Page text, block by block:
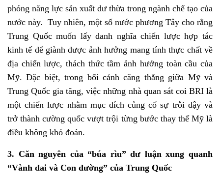
phóng năng lực sản xuất dư thừa trong ngành chế tạo của
nước này. Tuy nhiên, một số nước phương Tây cho rằng
Trung Quốc muốn lấy danh nghĩa chiến lược hợp tác
kinh tế để giành được ảnh hưởng mang tính thực chất về
địa chiến lược, thách thức tầm ảnh hưởng toàn cầu của
Mỹ. Đặc biệt, trong bối cảnh căng thẳng giữa Mỹ và
Trung Quốc gia tăng, việc những nhà quan sát coi BRI là
một chiến lược nhằm mục đích củng cố sự trỗi dậy và
trở thành cường quốc vượt trội từng bước thay thế Mỹ là
điều không khó đoán.
3. Căn nguyên của “búa rìu” dư luận xung quanh
“Vành đai và Con đường” của Trung Quốc